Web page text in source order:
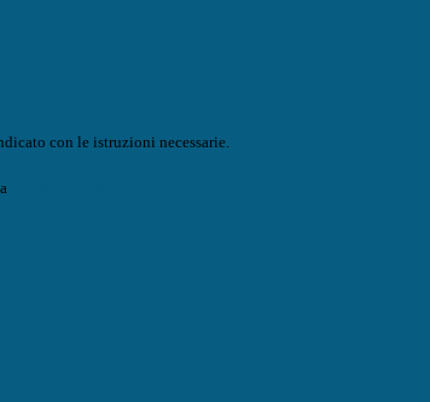
con le istruzioni necessarie.